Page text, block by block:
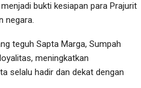
bukti kesiapan para Prajurit
negara.
teguh Sapta Marga, Sumpah
meningkatkan
selalu hadir dan dekat dengan